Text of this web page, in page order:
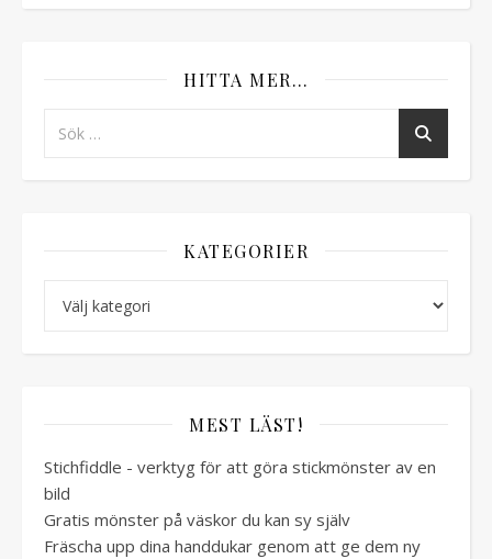
HITTA MER…
KATEGORIER
MEST LÄST!
Stichfiddle - verktyg för att göra stickmönster av en
bild
Gratis mönster på väskor du kan sy själv
Fräscha upp dina handdukar genom att ge dem ny